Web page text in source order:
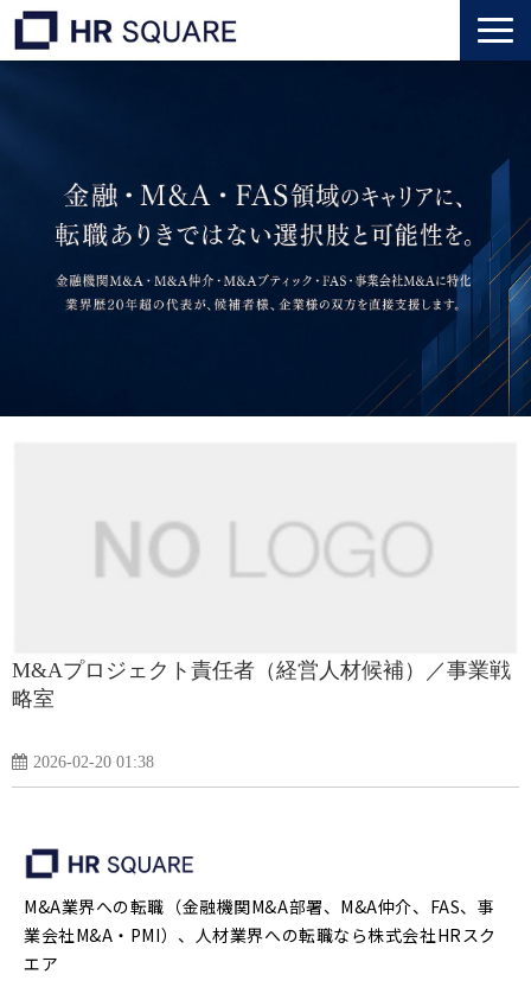
人材業界転職
インタビュー
M&Aプロジェクト責任者（経営人材候補）／事業戦
略室
2026-02-20 01:38
M&A業界への転職（金融機関M&A部署、M&A仲介、FAS、事
業会社M&A・PMI）、人材業界への転職なら株式会社HRスク
エア